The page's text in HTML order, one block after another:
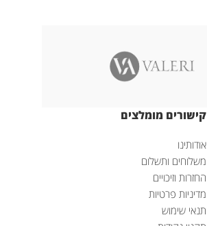
קישורים מומלצים
אודותינו
משלוחים ותשלום
החזרות וזיכויים
מדיניות פרטיות
תנאי שימוש